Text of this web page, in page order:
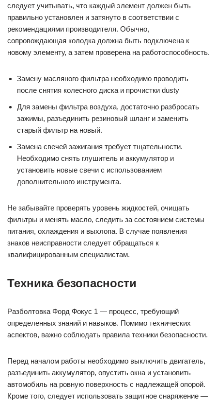
следует учитывать, что каждый элемент должен быть
правильно установлен и затянуто в соответствии с
рекомендациями производителя. Обычно,
сопровождающая колодка должна быть подключена к
новому элементу, а затем проверена на работоспособность.
Замену масляного фильтра необходимо проводить
после снятия колесного диска и прочистки dusty
Для замены фильтра воздуха, достаточно разбросать
зажимы, разъединить резиновый шланг и заменить
старый фильтр на новый.
Замена свечей зажигания требует тщательности.
Необходимо снять глушитель и аккумулятор и
установить новые свечи с использованием
дополнительного инструмента.
Не забывайте проверять уровень жидкостей, очищать
фильтры и менять масло, следить за состоянием системы
питания, охлаждения и выхлопа. В случае появления
знаков неисправности следует обращаться к
квалифицированным специалистам.
Техника безопасности
Разболтовка Форд Фокус 1 — процесс, требующий
определенных знаний и навыков. Помимо технических
аспектов, важно соблюдать правила техники безопасности.
Перед началом работы необходимо выключить двигатель,
разъединить аккумулятор, опустить окна и установить
автомобиль на ровную поверхность с надлежащей опорой.
Кроме того, следует использовать защитное снаряжение —